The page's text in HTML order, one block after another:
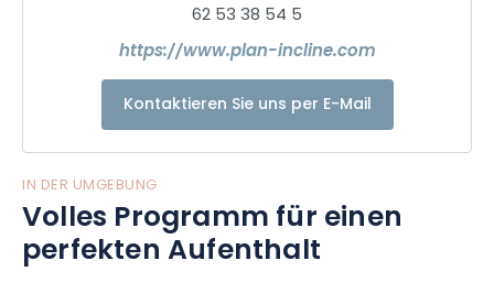
62 53 38 54 5
https://www.plan-incline.com
Kontaktieren Sie uns per E-Mail
IN DER UMGEBUNG
Volles Programm für einen
perfekten Aufenthalt